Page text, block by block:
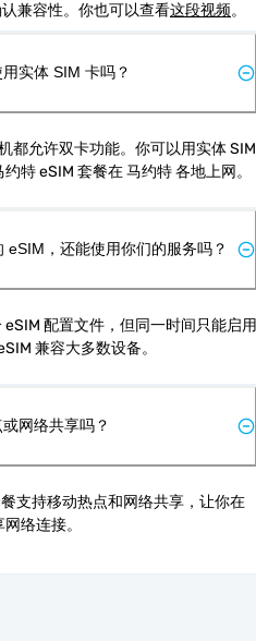
兼容性。你也可以查看这段视频。
实体 SIM 卡吗？
都允许双卡功能。你可以用实体 SIM
特 eSIM 套餐在 马约特 各地上网。
，还能使用你们的服务吗？
配置文件，但同一时间只能启用
兼容大多数设备。
网络共享吗？
支持移动热点和网络共享，让你在
络连接。